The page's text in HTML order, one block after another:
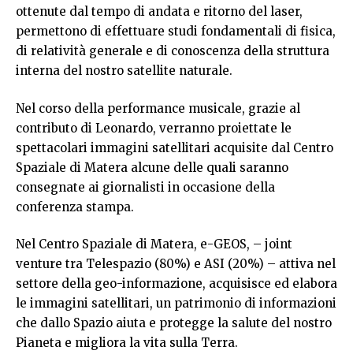
ottenute dal tempo di andata e ritorno del laser,
permettono di effettuare studi fondamentali di fisica,
di relatività generale e di conoscenza della struttura
interna del nostro satellite naturale.
Nel corso della performance musicale, grazie al
contributo di Leonardo, verranno proiettate le
spettacolari immagini satellitari acquisite dal Centro
Spaziale di Matera alcune delle quali saranno
consegnate ai giornalisti in occasione della
conferenza stampa.
Nel Centro Spaziale di Matera, e-GEOS, – joint
venture tra Telespazio (80%) e ASI (20%) – attiva nel
settore della geo-informazione, acquisisce ed elabora
le immagini satellitari, un patrimonio di informazioni
che dallo Spazio aiuta e protegge la salute del nostro
Pianeta e migliora la vita sulla Terra.